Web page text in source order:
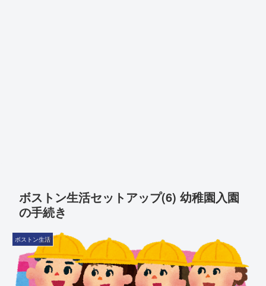
ボストン生活セットアップ(6) 幼稚園入園
の手続き
ボストン生活